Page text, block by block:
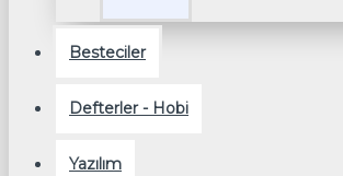
Besteciler
Defterler - Hobi
Yazılım